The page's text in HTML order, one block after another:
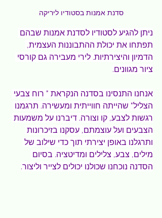
סדנת אמנות בסטודיו ליריקה
ניתן להגיע לסטודיו לסדנת אמנות שבהם
תפתחו את יכולת ההתבוננות העצמית,
הדמיון והיצירתיות. לירי מעבירה גם קורסי
ציור מגוונים.
אנחנו התנסינו בסדנה הנקראת " רוח צבעי
הצליל" שהייתה חווייתית ומעשירה. תרגמנו
רגשות לצבע, קו וצורה. דיברנו על משמעות
הצבעים ועל עוצמתם, עסקנו בזיכרונות
ותרגלנו באופן יצירתי תוך כדי שילוב של
מילים, צבע, צלילים ומדיטציה. בסיום
הסדנה נוכחנו שכולנו יכולים לצייר וליצור.